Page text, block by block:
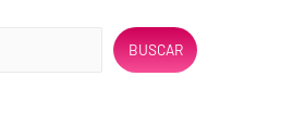
BUSCAR